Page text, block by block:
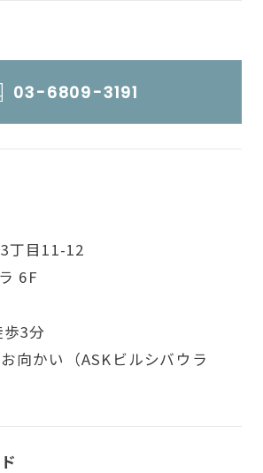
03-6809-3191
丁目11-12
6F
3分
向かい（ASKビルシバウラ